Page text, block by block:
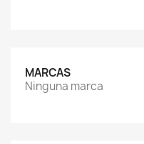
MARCAS
Ninguna marca